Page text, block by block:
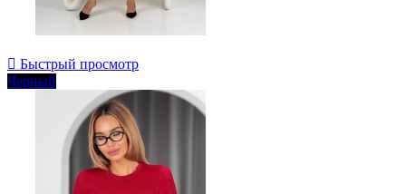
 Быстрый просмотр
Черный